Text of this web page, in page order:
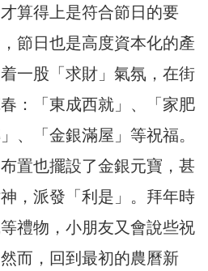
算得上是符合節日的要
節日也是高度資本化的產
一股「求財」氣氛，在街
：「東成西就」、「家肥
、「金銀滿屋」等祝福。
置也擺設了金銀元寶，甚
，派發「利是」。拜年時
禮物，小朋友又會說些祝
而，回到最初的農曆新